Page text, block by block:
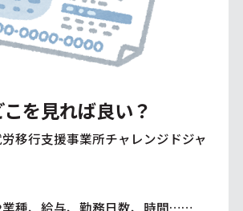
を見れば良い？
移行支援事業所チャレンジドジャ
業種、給与、勤務日数、時間……